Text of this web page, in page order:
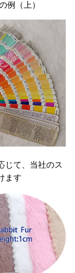
例（上）
じて、当社のス
ます